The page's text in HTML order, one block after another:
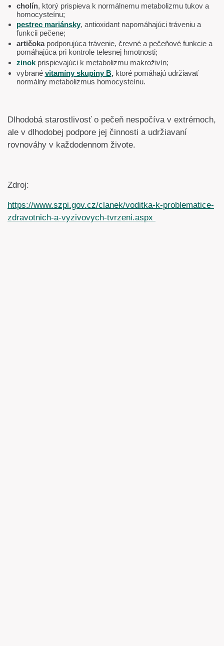
cholín, ktorý prispieva k normálnemu metabolizmu tukov a
homocysteínu;
pestrec mariánsky, antioxidant napomáhajúci tráveniu a
funkcii pečene;
artičokapodporujúca trávenie, črevné a pečeňové funkcie a
pomáhajúca pri kontrole telesnej hmotnosti;
zinokprispievajúci k metabolizmu makroživín;
vybrané vitamíny skupiny B,ktoré pomáhajú udržiavať
normálny metabolizmus homocysteínu.
Dlhodobá starostlivosť o pečeň nespočíva v extrémoch,
ale v dlhodobej podpore jej činnosti a udržiavaní
rovnováhy v každodennom živote.
Zdroj:
https://www.szpi.gov.cz/clanek/voditka-k-problematice-
zdravotnich-a-vyzivovych-tvrzeni.aspx